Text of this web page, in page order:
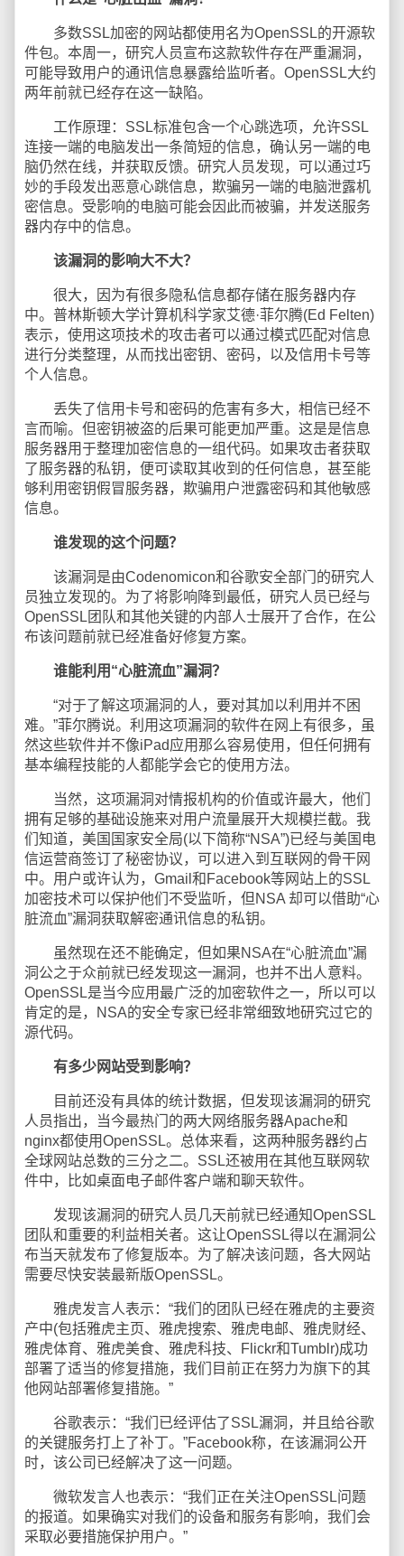
多数SSL加密的网站都使用名为OpenSSL的开源软
件包。本周一，研究人员宣布这款软件存在严重漏洞，
可能导致用户的通讯信息暴露给监听者。OpenSSL大约
两年前就已经存在这一缺陷。
工作原理：SSL标准包含一个心跳选项，允许SSL
连接一端的电脑发出一条简短的信息，确认另一端的电
脑仍然在线，并获取反馈。研究人员发现，可以通过巧
妙的手段发出恶意心跳信息，欺骗另一端的电脑泄露机
密信息。受影响的电脑可能会因此而被骗，并发送服务
器内存中的信息。
该漏洞的影响大不大？
很大，因为有很多隐私信息都存储在服务器内存
中。普林斯顿大学计算机科学家艾德·菲尔腾(Ed Felten)
表示，使用这项技术的攻击者可以通过模式匹配对信息
进行分类整理，从而找出密钥、密码，以及信用卡号等
个人信息。
丢失了信用卡号和密码的危害有多大，相信已经不
言而喻。但密钥被盗的后果可能更加严重。这是是信息
服务器用于整理加密信息的一组代码。如果攻击者获取
了服务器的私钥，便可读取其收到的任何信息，甚至能
够利用密钥假冒服务器，欺骗用户泄露密码和其他敏感
信息。
谁发现的这个问题？
该漏洞是由Codenomicon和谷歌安全部门的研究人
员独立发现的。为了将影响降到最低，研究人员已经与
OpenSSL团队和其他关键的内部人士展开了合作，在公
布该问题前就已经准备好修复方案。
谁能利用“心脏流血”漏洞？
“对于了解这项漏洞的人，要对其加以利用并不困
难。”菲尔腾说。利用这项漏洞的软件在网上有很多，虽
然这些软件并不像iPad应用那么容易使用，但任何拥有
基本编程技能的人都能学会它的使用方法。
当然，这项漏洞对情报机构的价值或许最大，他们
拥有足够的基础设施来对用户流量展开大规模拦截。我
们知道，美国国家安全局(以下简称“NSA”)已经与美国电
信运营商签订了秘密协议，可以进入到互联网的骨干网
中。用户或许认为，Gmail和Facebook等网站上的SSL
加密技术可以保护他们不受监听，但NSA 却可以借助“心
脏流血”漏洞获取解密通讯信息的私钥。
虽然现在还不能确定，但如果NSA在“心脏流血”漏
洞公之于众前就已经发现这一漏洞，也并不出人意料。
OpenSSL是当今应用最广泛的加密软件之一，所以可以
肯定的是，NSA的安全专家已经非常细致地研究过它的
源代码。
有多少网站受到影响？
目前还没有具体的统计数据，但发现该漏洞的研究
人员指出，当今最热门的两大网络服务器Apache和
nginx都使用OpenSSL。总体来看，这两种服务器约占
全球网站总数的三分之二。SSL还被用在其他互联网软
件中，比如桌面电子邮件客户端和聊天软件。
发现该漏洞的研究人员几天前就已经通知OpenSSL
团队和重要的利益相关者。这让OpenSSL得以在漏洞公
布当天就发布了修复版本。为了解决该问题，各大网站
需要尽快安装最新版OpenSSL。
雅虎发言人表示：“我们的团队已经在雅虎的主要资
产中(包括雅虎主页、雅虎搜索、雅虎电邮、雅虎财经、
雅虎体育、雅虎美食、雅虎科技、Flickr和Tumblr)成功
部署了适当的修复措施，我们目前正在努力为旗下的其
他网站部署修复措施。”
谷歌表示：“我们已经评估了SSL漏洞，并且给谷歌
的关键服务打上了补丁。”Facebook称，在该漏洞公开
时，该公司已经解决了这一问题。
微软发言人也表示：“我们正在关注OpenSSL问题
的报道。如果确实对我们的设备和服务有影响，我们会
采取必要措施保护用户。”